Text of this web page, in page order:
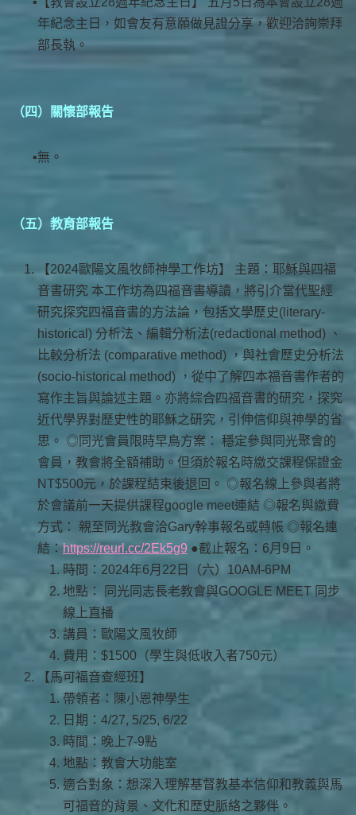
年紀念主日，如會友有意願做見證分享，歡迎洽詢崇拜
部長執。
（四）關懷部報告
無。
（五）教育部報告
【2024歐陽文風牧師神學工作坊】 主題：耶穌與四福
音書研究 本工作坊為四福音書導讀，將引介當代聖經
研究探究四福音書的方法論，包括文學歷史(literary-
historical) 分析法、編輯分析法(redactional method) 、
比較分析法 (comparative method) ，與社會歷史分析法
(socio-historical method) ，從中了解四本福音書作者的
寫作主旨與論述主題。亦將綜合四福音書的研究，探究
近代學界對歷史性的耶穌之研究，引伸信仰與神學的省
思。 ◎同光會員限時早鳥方案： 穩定參與同光聚會的
會員，教會將全額補助。但須於報名時繳交課程保證金
NT$500元，於課程結束後退回。 ◎報名線上參與者將
於會議前一天提供課程google meet連結 ◎報名與繳費
方式： 親至同光教會洽Gary幹事報名或轉帳 ◎報名連
結：https://reurl.cc/2Ek5g9 ●截止報名：6月9日。
時間：2024年6月22日（六）10AM-6PM
地點： 同光同志長老教會與GOOGLE MEET 同步
線上直播
講員：歐陽文風牧師
費用：$1500（學生與低收入者750元）
【馬可福音查經班】
帶領者：陳小恩神學生
日期：4/27, 5/25, 6/22
時間：晚上7-9點
地點：教會大功能室
適合對象：想深入理解基督教基本信仰和教義與馬
可福音的背景、文化和歷史脈絡之夥伴。